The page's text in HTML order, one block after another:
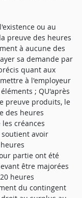
ou au
preuve des heures
à aucune des
sa demande par
quant aux
à l'employeur
; QU'après
preuve produits, le
des heures
créances
avoir
partie ont été
être majorées
heures
du contingent